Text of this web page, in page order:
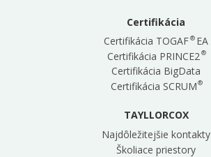
Certifikácia
Certifikácia TOGAF®EA
Certifikácia PRINCE2 ®
Certifikácia BigData
Certifikácia SCRUM®
TAYLLORCOX
Najdôležitejšie kontakty
Školiace priestory